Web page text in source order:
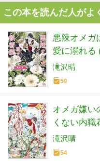
この本を読んだ人がよ
悪辣オメガ
愛に溺れる
滝沢晴
59
オメガ嫌い
くない内職
滝沢晴
54